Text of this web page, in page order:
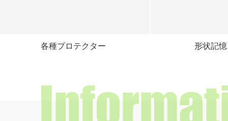
各種プロテクター 形状記憶スポン